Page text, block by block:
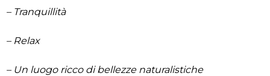
– Tranquillità
– Relax
– Un luogo ricco di bellezze naturalistiche